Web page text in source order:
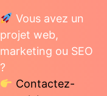
Vous avez un
projet web,
marketing ou SEO
?
Contactez-